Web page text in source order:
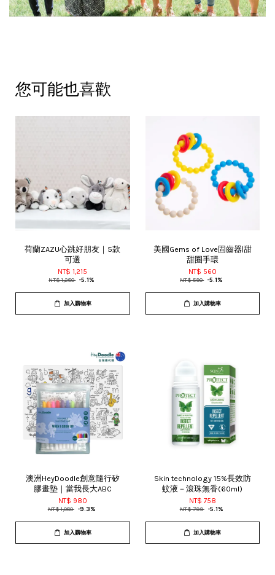
您可能也喜歡
荷蘭ZAZU心跳好朋友｜5款
可選
NT$ 1,215
NT$ 1,280 -5.1%
加入購物車
美國Gems of Love固齒器|甜
甜圈手環
NT$ 560
NT$ 590 -5.1%
加入購物車
澳洲HeyDoodle創意隨行矽
膠畫墊｜當我長大ABC
NT$ 980
NT$ 1,080 -9.3%
加入購物車
Skin technology 15%長效防
蚊液－滾珠無香(60ml)
NT$ 758
NT$ 799 -5.1%
加入購物車